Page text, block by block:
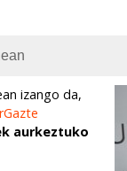
izango da,
aurkeztuko